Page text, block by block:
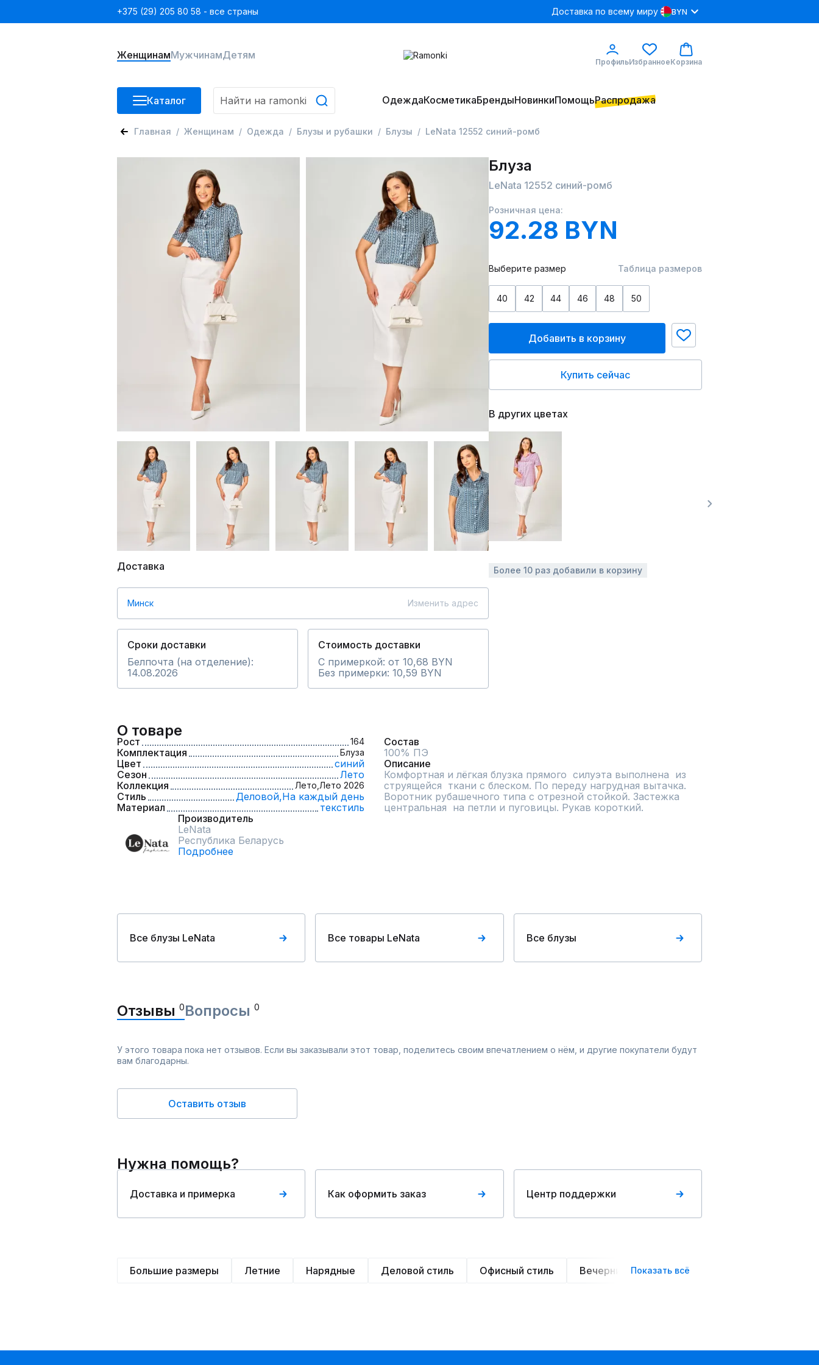
+375 (29) 205 80 58 - все страны Доставка по всему миру BYN
ЖенщинамМужчинамДетям
ПрофильИзбранноеКорзина
Каталог ОдеждаКосметикаБрендыНовинкиПомощьРаспродажа
Главная Женщинам Одежда Блузы и рубашки Блузы LeNata 12552 синий-ромб
Доставка
Минск Изменить адрес
Сроки доставки
Белпочта (на отделение):
14.08.2026
Стоимость доставки
С примеркой: от 10,68 BYN
Без примерки: 10,59 BYN
Блуза
LeNata 12552 синий-ромб
Розничная цена:
92.28 BYN
Выберите размер Таблица размеров
40 42 44 46 48 50
Добавить в корзину
Купить сейчас
В других цветах
Более 10 раз добавили в корзину
О товаре
Рост 164
Комплектация Блуза
Цвет
синий
Сезон
Лето
Коллекция
Лето, Лето 2026
Стиль Деловой,На каждый день
Материал
текстиль
Производитель
LeNata
Республика Беларусь
Подробнее
Состав
100% ПЭ
Описание
Комфортная и лёгкая блузка прямого  силуэта выполнена  из
струящейся  ткани с блеском. По переду нагрудная вытачка.
Воротник рубашечного типа с отрезной стойкой. Застежка
центральная  на петли и пуговицы. Рукав короткий.
Все блузы LeNata Все товары LeNata Все блузы
Отзывы 0Вопросы 0
У этого товара пока нет отзывов. Если вы заказывали этот товар, поделитесь своим впечатлением о нём, и другие покупатели будут
вам благодарны.
Оставить отзыв
Нужна помощь?
Доставка и примерка Как оформить заказ Центр поддержки
Большие размеры Летние Нарядные Деловой стиль Офисный стиль Вечерние Классические
Показать всё